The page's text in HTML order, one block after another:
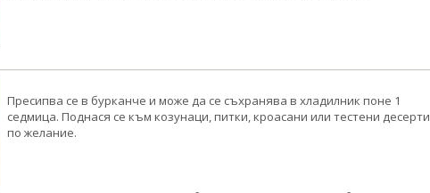
Пресипва се в бурканче и може да се съхранява в хладилник поне 1
седмица. Поднася се към козунаци, питки, кроасани или тестени десерти
по желание.